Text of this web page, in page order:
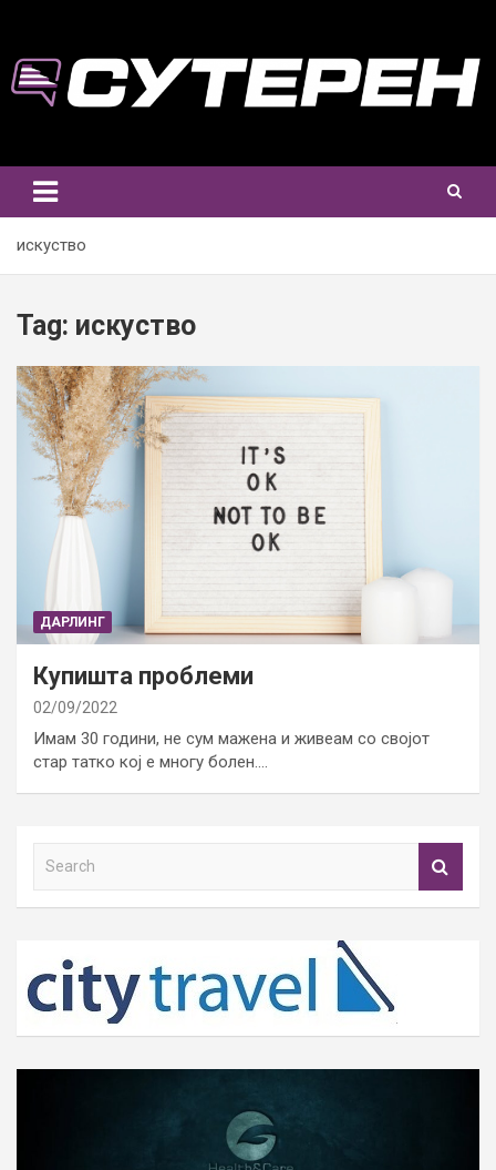
content
искуство
Tag: искуство
ДАРЛИНГ
Купишта проблеми
02/09/2022
Имам 30 години, не сум мажена и живеам со својот
стар татко кој е многу болен.…
h